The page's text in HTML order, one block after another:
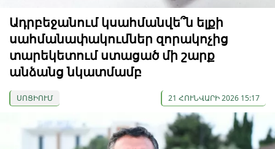
Ադրբեջանում կսահմանվե՞ն ելքի
սահմանափակումներ զորակոչից
տարեկետում ստացած մի շարք
անձանց նկատմամբ
ՍՈՑԻՈՒՄ 21 ՀՈՒՆՎԱՐԻ 2026 15:17